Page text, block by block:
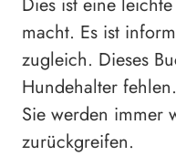
macht. Es ist
zugleich. Dieses
Hundehalter
Sie werden immer
zurückgreifen.